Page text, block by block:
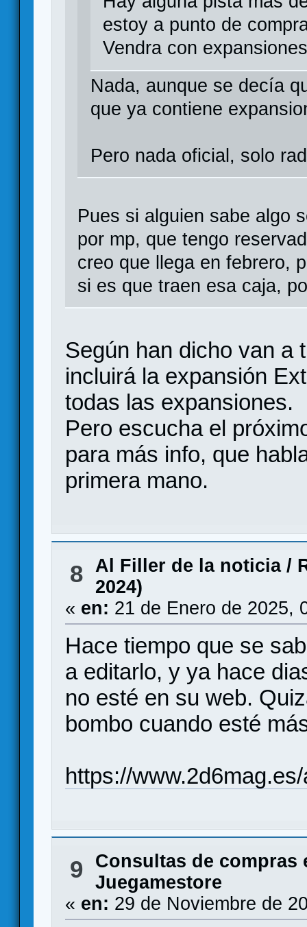
estoy a punto de
Vendra con
Nada, aunque se decía
que ya contiene
Pero nada oficial, solo
Pues si alguien sabe algo
por mp, que tengo
creo que llega en febrero,
si es que traen esa caja,
Según han dicho van a
incluirá la expansión
todas las expansiones.
Pero escucha el
para más info, que
primera mano.
8 Al Filler de la noticia/
2024)
« en: 21 de Enero de 2025,
Hace tiempo que se
a editarlo, y ya hace
no esté en su web.
bombo cuando esté
https://
9
Consultas de compras
Juegamestore
« en: 29 de Noviembre de